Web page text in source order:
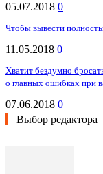
05.07.2018 0
Чтобы вывести
11.05.2018 0
Хватит бездумно
о главных ошибках при
07.06.2018 0
Выбор редактора